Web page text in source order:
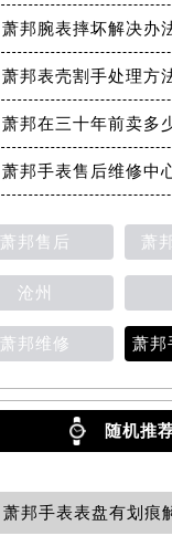
萧邦售后 萧
沧州
萧邦维修 萧邦
随机推